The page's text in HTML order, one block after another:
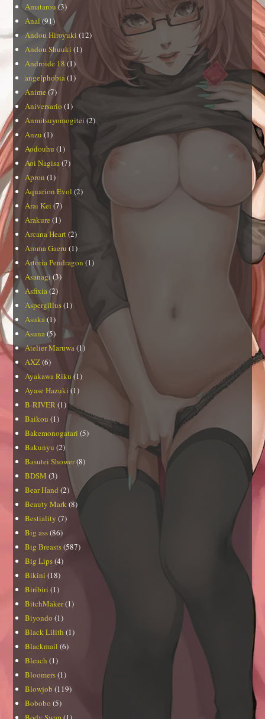
Amatarou(3)
Anal(91)
Andou Hiroyuki (12)
Andou Shuuki (1)
Androide 18 (1)
angelphobia (1)
Anime (7)
Aniversario (1)
Anmitsuyomogitei (2)
Anzu (1)
Aodouhu (1)
Aoi Nagisa (7)
Apron (1)
Aquarion Evol (2)
Arai Kei (7)
Arakure (1)
Arcana Heart (2)
Aroma Gaeru (1)
Artoria Pendragon (1)
Asanagi (3)
Asfixia (2)
Aspergillus(1)
Asuka(1)
Asuna (5)
Atelier Maruwa (1)
AXZ(6)
Ayakawa Riku(1)
Ayase Hazuki (1)
B-RIVER (1)
Baikou (1)
Bakemonogatari (5)
Bakunyu (2)
Basutei Shower(8)
BDSM (3)
Bear Hand (2)
Beauty Mark (8)
Bestiality (7)
Big ass(86)
Big Breasts(587)
Big Lips(4)
Bikini (18)
Biribiri (1)
BitchMaker(1)
Biyondo (1)
Black Lilith (1)
Blackmail (6)
Bleach (1)
Bloomers(1)
Blowjob (119)
Bobobo (5)